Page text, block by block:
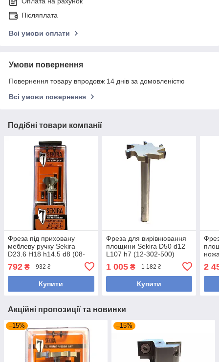
Післяплата
Всі умови оплати
Умови повернення
Повернення товару впродовж 14 днів за домовленістю
Всі умови повернення
Подібні товари компанії
Фреза під приховану
меблеву ручку Sekira
D23.6 H18 h14.5 d8 (08-
792 ₴ 932 ₴
Купити
Фреза для вирівнювання
площини Sekira D50 d12
L107 h7 (12-302-500)
1 005₴ 1 182 ₴
Купити
2
Акційні пропозиції та новинки
–15% –15%